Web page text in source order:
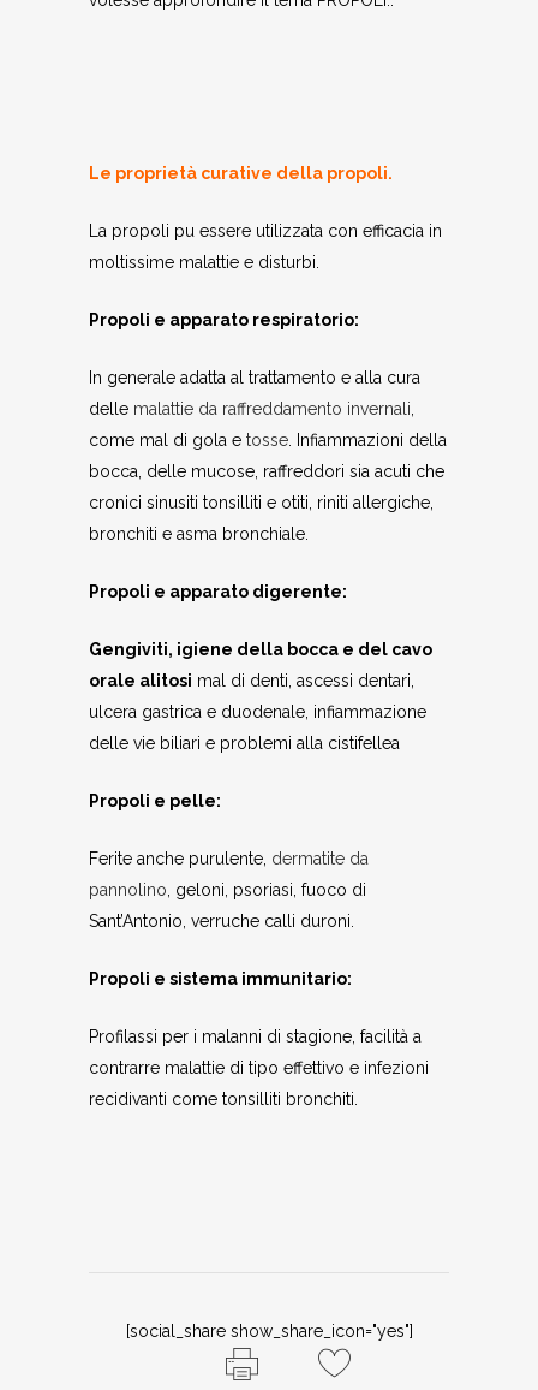
Le proprietà curative della propoli.
La propoli pu essere utilizzata con efficacia in
moltissime malattie e disturbi.
Propoli e apparato respiratorio:
In generale adatta al trattamento e alla cura
delle malattie da raffreddamento invernali
come mal di gola e tosse . Infiammazioni della
bocca, delle mucose, raffreddori sia acuti che
cronici sinusiti tonsilliti e otiti, riniti allergiche,
bronchiti e asma bronchiale.
Propoli e apparato digerente:
Gengiviti, igiene della bocca e del cavo
orale alitosi mal di denti, ascessi dentari,
ulcera gastrica e duodenale, infiammazione
delle vie biliari e problemi alla cistifellea
Propoli e pelle:
Ferite anche purulente, dermatite da
pannolino , geloni, psoriasi, fuoco di
Sant’Antonio, verruche calli duroni.
Propoli e sistema immunitario:
Profilassi per i malanni di stagione, facilità a
contrarre malattie di tipo effettivo e infezioni
recidivanti come tonsilliti bronchiti.
[social_share show_share_icon="yes"]